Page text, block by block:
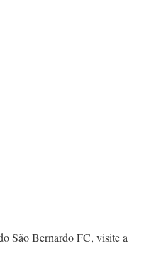
São Bernardo FC, visite a